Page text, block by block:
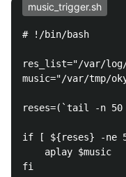
music_trigger.sh
# !/bin/bash
res_list="/var/
music="/var/tmp/
reses=(`tail -n
if [ ${reses} -ne
    aplay $music